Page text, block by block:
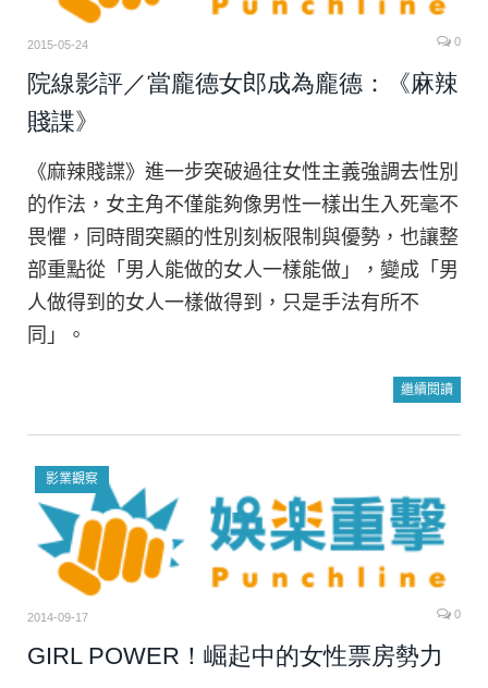
2015-05-24 0
院線影評／當龐德女郎成為龐德：《麻辣
賤諜》
《麻辣賤諜》進一步突破過往女性主義強調去性別
的作法，女主角不僅能夠像男性一樣出生入死毫不
畏懼，同時間突顯的性別刻板限制與優勢，也讓整
部重點從「男人能做的女人一樣能做」，變成「男
人做得到的女人一樣做得到，只是手法有所不
同」。
繼續閱讀
影業觀察
2014-09-17 0
GIRL POWER！崛起中的女性票房勢力